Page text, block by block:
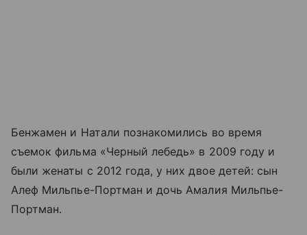
Бенжамен и Натали познакомились во время
съемок фильма «Черный лебедь» в 2009 году и
были женаты с 2012 года, у них двое детей: сын
Алеф Мильпье-Портман и дочь Амалия Мильпье-
Портман.